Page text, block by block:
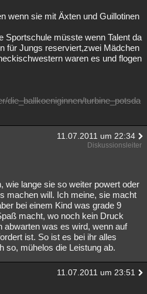
wenn sie mit Äxten und Guillotinen
Sportschule müsste wenn Talent da
für Jungs reserviert,zwei Mädchen
waren es und flogen
die_ballkoeniginnen/turbine_potsda
11.07.2011 um 22:34
Diskussionsleiter
wie lange sie so weiter powert oder
machen will. Ich meine, sie macht
bei einem Kind was grade 9
macht, wo noch kein Druck
was es wird, wenn auf
ist. So ist es bei ihr alles
so, mühelos die Leistung ab.
11.07.2011 um 23:51